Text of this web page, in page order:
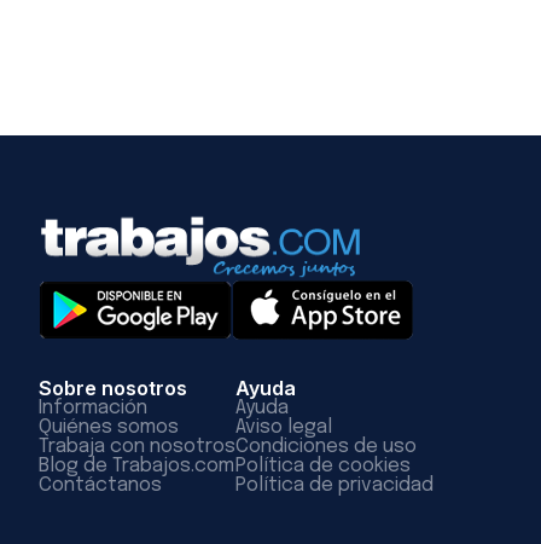
Sobre nosotros
Información
Quiénes somos
Trabaja con nosotros
Blog de Trabajos.com
Contáctanos
Ayuda
Ayuda
Aviso legal
Condiciones de uso
Política de cookies
Política de privacidad